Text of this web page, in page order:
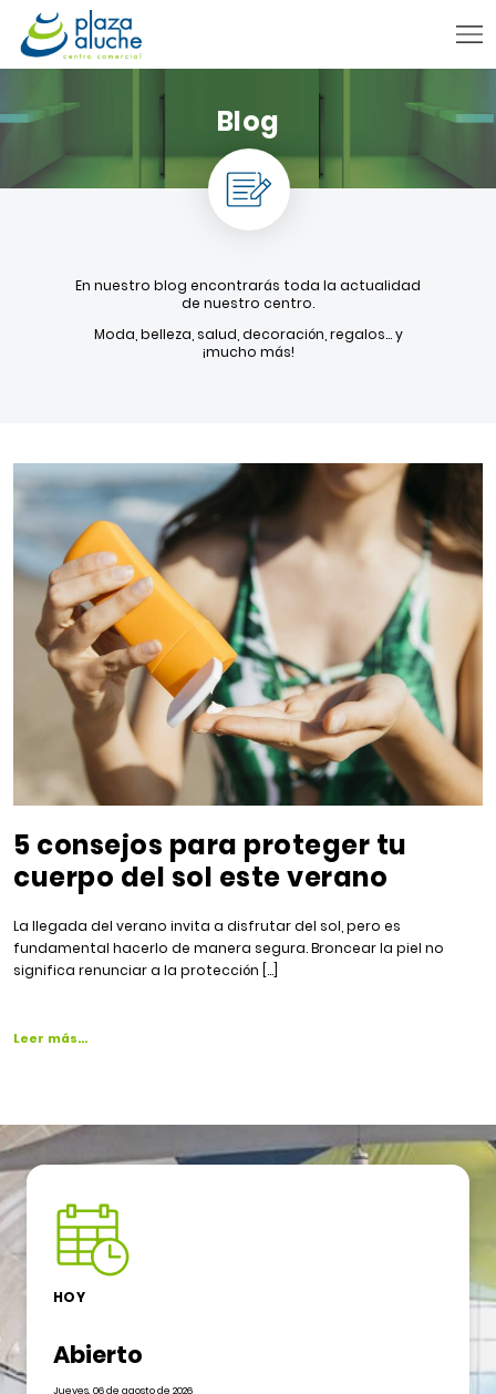
INFORMACIÓN PRÁCTICA
TIENDAS
CONTACTO
Blog
En nuestro blog encontrarás toda la actualidad
de nuestro centro.
Moda, belleza, salud, decoración, regalos… y
¡mucho más!
5 consejos para proteger tu
cuerpo del sol este verano
La llegada del verano invita a disfrutar del sol, pero es
fundamental hacerlo de manera segura. Broncear la piel no
significa renunciar a la protección […]
Leer más…
HOY
Abierto
Jueves, 06 de agosto de 2026